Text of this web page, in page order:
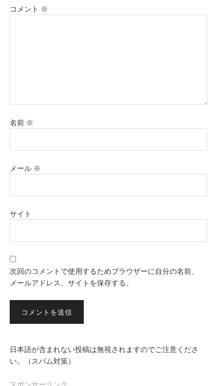
コメント ※
名前 ※
メール ※
サイト
次回のコメントで使用するためブラウザーに自分の名前、
メールアドレス、サイトを保存する。
日本語が含まれない投稿は無視されますのでご注意くださ
い。（スパム対策）
スポンサーリンク